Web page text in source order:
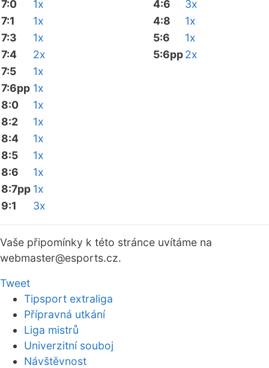
7:0
1x
7:1
1x
7:3
1x
7:4
2x
7:5
1x
7:6pp 1x
8:0
1x
8:2
1x
8:4
1x
8:5
1x
8:6
1x
8:7pp 1x
9:1
3x
4:6
3x
4:8
1x
5:6
1x
5:6pp2x
Vaše připomínky k této stránce uvítáme na
webmaster@esports.cz.
Tweet
Tipsport extraliga
Přípravná utkání
Liga mistrů
Univerzitní souboj
Návštěvnost